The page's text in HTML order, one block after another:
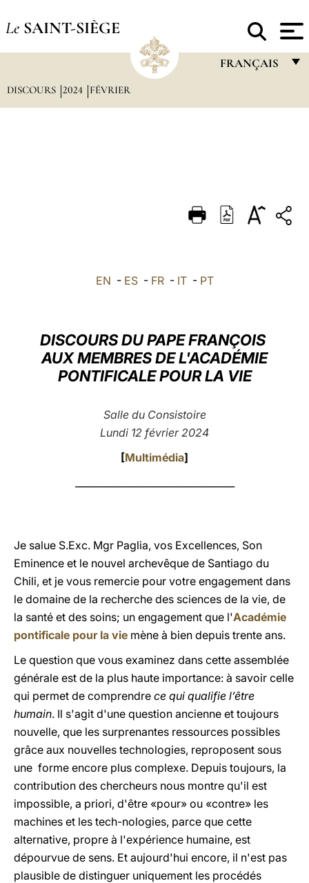
Le SAINT-SIÈGE
FRANÇAIS
DEUTSCH
LATINE
DISCOURS 2024 FÉVRIER
EN - ES- FR- IT- PT
DISCOURS DU PAPE FRANÇOIS
AUX MEMBRES DE L'ACADÉMIE
PONTIFICALE POUR LA VIE
Salle du Consistoire
Lundi 12 février 2024
[Multimédia]
Je salue S.Exc. Mgr Paglia, vos Excellences, Son
Eminence et le nouvel archevêque de Santiago du
Chili, et je vous remercie pour votre engagement dans
le domaine de la recherche des sciences de la vie, de
la santé et des soins; un engagement que l'Académie
pontificale pour la vie mène à bien depuis trente ans.
Le question que vous examinez dans cette assemblée
générale est de la plus haute importance: à savoir celle
qui permet de comprendre ce qui qualifie l’être
humain. Il s'agit d'une question ancienne et toujours
nouvelle, que les surprenantes ressources possibles
grâce aux nouvelles technologies, reproposent sous
une forme encore plus complexe. Depuis toujours, la
contribution des chercheurs nous montre qu'il est
impossible, a priori, d'être «pour» ou «contre» les
machines et les tech-nologies, parce que cette
alternative, propre à l'expérience humaine, est
dépourvue de sens. Et aujourd'hui encore, il n'est pas
plausible de distinguer uniquement les procédés